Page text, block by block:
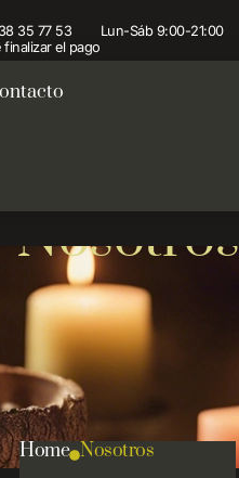
35 77 53
finalizar el pago
Lun-Sáb 9:00-21:00
Nosotros
Home Nosotros